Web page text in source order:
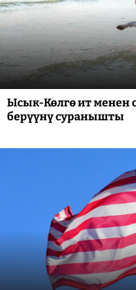
Ысык-Көлгө ит менен
берүүнү суранышты